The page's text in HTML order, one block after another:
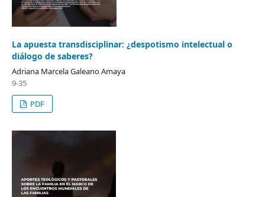
La apuesta transdisciplinar: ¿despotismo intelectual o
diálogo de saberes?
Adriana Marcela Galeano Amaya
9-35
PDF